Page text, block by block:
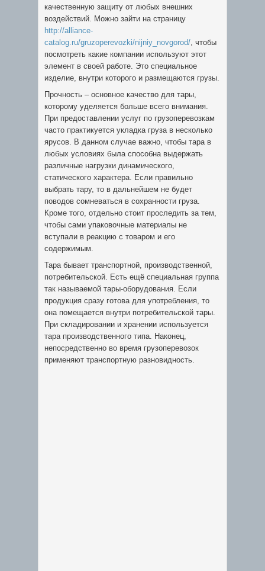
качественную защиту от любых внешних
воздействий. Можно зайти на страницу
http://alliance-
catalog.ru/gruzoperevozki/nijniy_novgorod/, чтобы
посмотреть какие компании используют этот
элемент в своей работе. Это специальное
изделие, внутри которого и размещаются грузы.
Прочность – основное качество для тары,
которому уделяется больше всего внимания.
При предоставлении услуг по грузоперевозкам
часто практикуется укладка груза в несколько
ярусов. В данном случае важно, чтобы тара в
любых условиях была способна выдержать
различные нагрузки динамического,
статического характера. Если правильно
выбрать тару, то в дальнейшем не будет
поводов сомневаться в сохранности груза.
Кроме того, отдельно стоит проследить за тем,
чтобы сами упаковочные материалы не
вступали в реакцию с товаром и его
содержимым.
Тара бывает транспортной, производственной,
потребительской. Есть ещё специальная группа
так называемой тары-оборудования. Если
продукция сразу готова для употребления, то
она помещается внутри потребительской тары.
При складировании и хранении используется
тара производственного типа. Наконец,
непосредственно во время грузоперевозок
применяют транспортную разновидность.